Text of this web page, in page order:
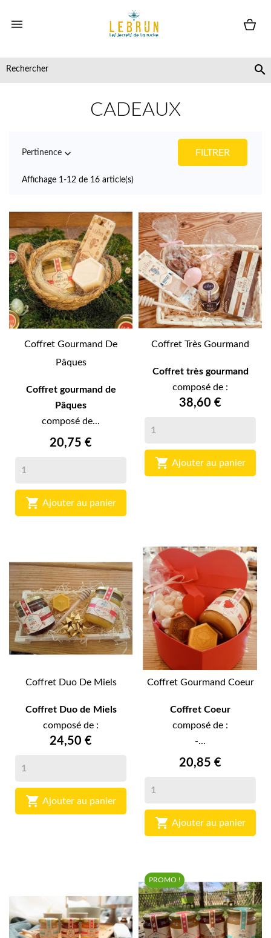


CADEAUX
Pertinence  FILTRER
Affichage 1-12 de 16 article(s)
Coffret Gourmand De
Pâques
Coffret gourmand de
Pâques
composé de...
20,75 €
 Ajouter au panier
Coffret Très Gourmand
Coffret très gourmand
composé de :
38,60 €
 Ajouter au panier
Coffret Duo De Miels
Coffret Duo de Miels
composé de :
24,50 €
 Ajouter au panier
Coffret Gourmand Coeur
Coffret Coeur
composé de :
-...
20,85 €
 Ajouter au panier
PROMO !